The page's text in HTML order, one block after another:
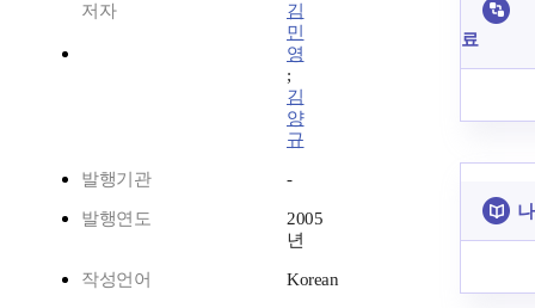
저자
김
민
영
;
김
양
규
발행기관 -
발행연도
2005
년
작성언어 Korean
료